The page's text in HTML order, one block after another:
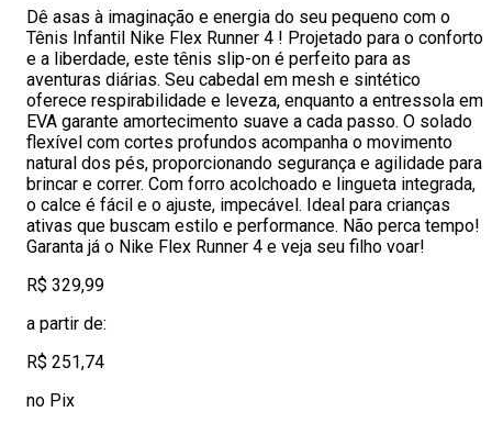
Dê asas à imaginação e energia do seu pequeno com o
Tênis Infantil Nike Flex Runner 4 ! Projetado para o conforto
e a liberdade, este tênis slip-on é perfeito para as
aventuras diárias. Seu cabedal em mesh e sintético
oferece respirabilidade e leveza, enquanto a entressola em
EVA garante amortecimento suave a cada passo. O solado
flexível com cortes profundos acompanha o movimento
natural dos pés, proporcionando segurança e agilidade para
brincar e correr. Com forro acolchoado e lingueta integrada,
o calce é fácil e o ajuste, impecável. Ideal para crianças
ativas que buscam estilo e performance. Não perca tempo!
Garanta já o Nike Flex Runner 4 e veja seu filho voar!
R$ 329,99
a partir de:
R$ 251,74
no Pix